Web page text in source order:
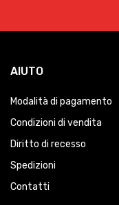
AIUTO
Modalità di pagamento
Condizioni di vendita
Diritto di recesso
Spedizioni
Contatti